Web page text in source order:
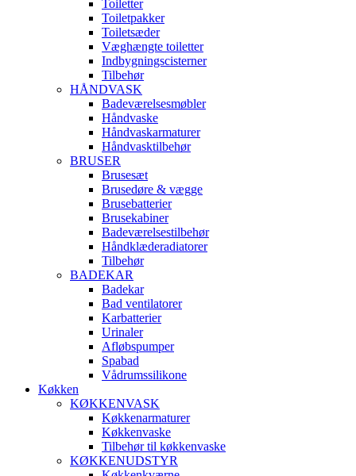
Toiletter
Toiletpakker
Toiletsæder
Væghængte toiletter
Indbygningscisterner
Tilbehør
HÅNDVASK
Badeværelsesmøbler
Håndvaske
Håndvaskarmaturer
Håndvasktilbehør
BRUSER
Brusesæt
Brusedøre & vægge
Brusebatterier
Brusekabiner
Badeværelsestilbehør
Håndklæderadiatorer
Tilbehør
BADEKAR
Badekar
Bad ventilatorer
Karbatterier
Urinaler
Afløbspumper
Spabad
Vådrumssilikone
Køkken
KØKKENVASK
Køkkenarmaturer
Køkkenvaske
Tilbehør til køkkenvaske
KØKKENUDSTYR